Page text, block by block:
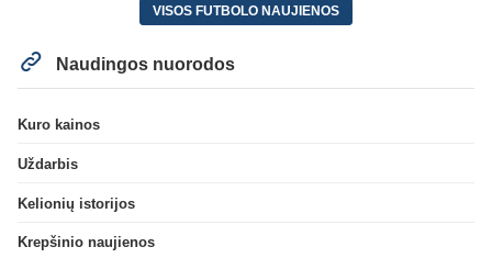
VISOS FUTBOLO NAUJIENOS
Naudingos nuorodos
Kuro kainos
Uždarbis
Kelionių istorijos
Krepšinio naujienos